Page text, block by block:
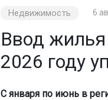
Недвижимость 6
Ввод жилья
2026 году
С января по июнь в